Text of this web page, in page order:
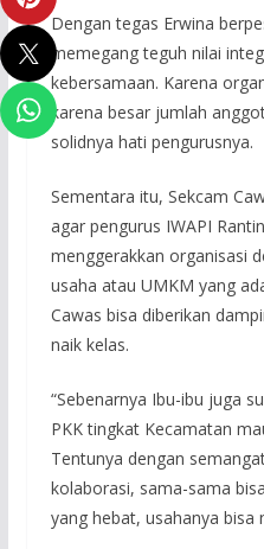
Dengan tegas Erwina
memegang teguh nilai
kebersamaan. Karena
karena besar jumlah
solidnya hati pengurusnya.
Sementara itu, Sekcam
agar pengurus IWAPI
menggerakkan organisasi
usaha atau UMKM yang
Cawas bisa diberikan
naik kelas.
“Sebenarnya Ibu-ibu juga
PKK tingkat Kecamatan
Tentunya dengan
kolaborasi, sama-sama
yang hebat, usahanya bisa